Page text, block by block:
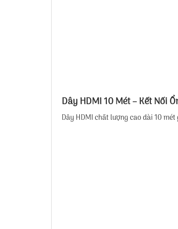
Dây HDMI 10 Mét – Kết Nối
Dây HDMI chất lượng cao dài 10